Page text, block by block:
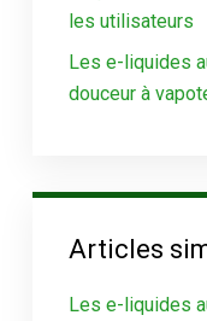
les utilisateurs
Les e-liquides
douceur à
Articles
Les e-liquides